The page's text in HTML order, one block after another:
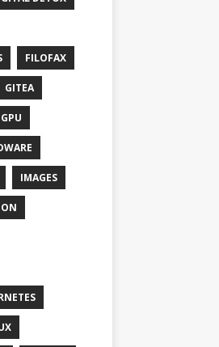
FILOFAX
GITEA
GPU
IMAGES